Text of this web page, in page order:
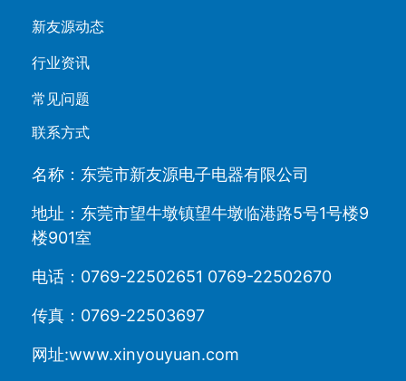
新友源动态
行业资讯
常见问题
联系方式
名称：东莞市新友源电子电器有限公司
地址：东莞市望牛墩镇望牛墩临港路5号1号楼9
楼901室
电话：0769-22502651 0769-22502670
传真：0769-22503697
网址:www.xinyouyuan.com